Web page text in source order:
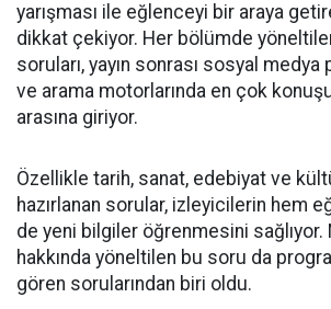
yarışması ile eğlenceyi bir araya
dikkat çekiyor. Her bölümde
soruları, yayın sonrası sosyal medya
ve arama motorlarında en çok
arasına giriyor.
Özellikle tarih, sanat, edebiyat ve
hazırlanan sorular, izleyicilerin hem
de yeni bilgiler öğrenmesini sağlıyor.
hakkında yöneltilen bu soru da
gören sorularından biri oldu.